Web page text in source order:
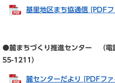
基里地区まち協通信 [PDF
●麓まちづくり推進センター （
55-1211）
麓センターだより [PDFフ